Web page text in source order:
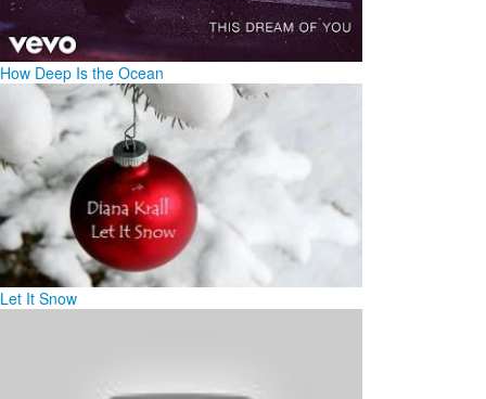
How Deep Is the Ocean
Let It Snow